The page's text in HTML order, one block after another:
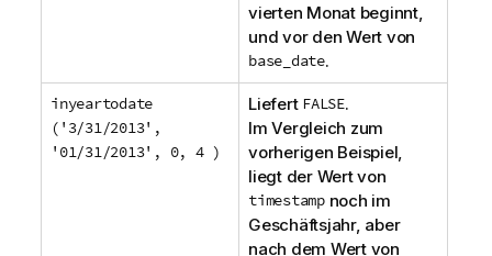
vierten Monat beginnt,
und vor den Wert von
base_date.
inyeartodate
('3/31/2013',
'01/31/2013', 0, 4 )
Liefert FALSE.
Im Vergleich zum
vorherigen Beispiel,
liegt der Wert von
timestampnoch im
Geschäftsjahr, aber
nach dem Wert von